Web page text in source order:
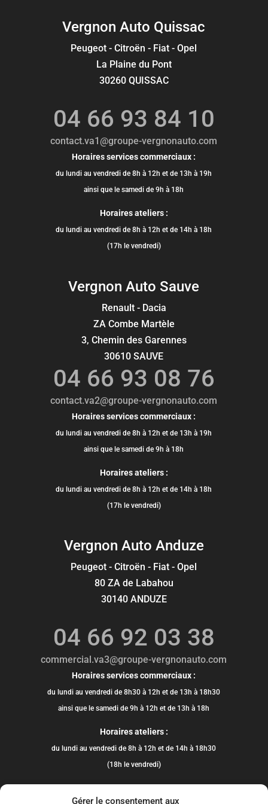
Gérer le consentement aux
Vergnon Auto Quissac
Peugeot - Citroën - Fiat - Opel
La Plaine du Pont
30260 QUISSAC
04 66 93 84 10
contact.va1@groupe-vergnonauto.com
Horaires services commerciaux :
du lundi au vendredi de 8h à 12h et de 13h à 19h
ainsi que le samedi de 9h à 18h
Horaires ateliers :
du lundi au vendredi de 8h à 12h et de 14h à 18h
(17h le vendredi)
Vergnon Auto Sauve
Renault - Dacia
ZA Combe Martèle
3, Chemin des Garennes
30610 SAUVE
04 66 93 08 76
contact.va2@groupe-vergnonauto.com
Horaires services commerciaux :
du lundi au vendredi de 8h à 12h et de 13h à 19h
ainsi que le samedi de 9h à 18h
Horaires ateliers :
du lundi au vendredi de 8h à 12h et de 14h à 18h
(17h le vendredi)
Vergnon Auto Anduze
Peugeot - Citroën - Fiat - Opel
80 ZA de Labahou
30140 ANDUZE
04 66 92 03 38
commercial.va3@groupe-vergnonauto.com
Horaires services commerciaux :
du lundi au vendredi de 8h30 à 12h et de 13h à 18h30
ainsi que le samedi de 9h à 12h et de 13h à 18h
Horaires ateliers :
du lundi au vendredi de 8h à 12h et de 14h à 18h30
(18h le vendredi)